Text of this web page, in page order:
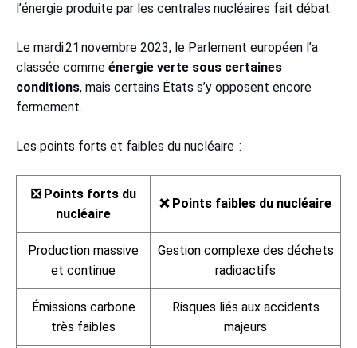
l’énergie produite par les centrales nucléaires fait débat.
Le mardi 21 novembre 2023, le Parlement européen l’a
classée comme énergie verte sous certaines
conditions, mais certains États s’y opposent encore
fermement.
Les points forts et faibles du nucléaire :
❎ Points forts du
nucléaire
❌ Points faibles du nucléaire
Production massive
et continue
Gestion complexe des déchets
radioactifs
Émissions carbone
très faibles
Risques liés aux accidents
majeurs